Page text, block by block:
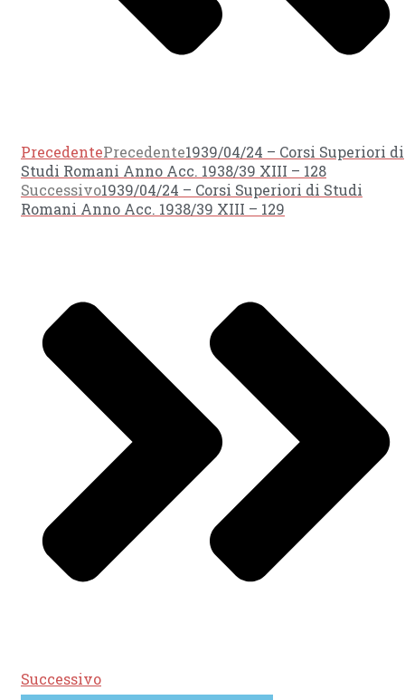
PrecedentePrecedente1939/04/24 – Corsi Superiori di
Studi Romani Anno Acc. 1938/39 XIII – 128
Successivo1939/04/24 – Corsi Superiori di Studi
Romani Anno Acc. 1938/39 XIII – 129
Successivo